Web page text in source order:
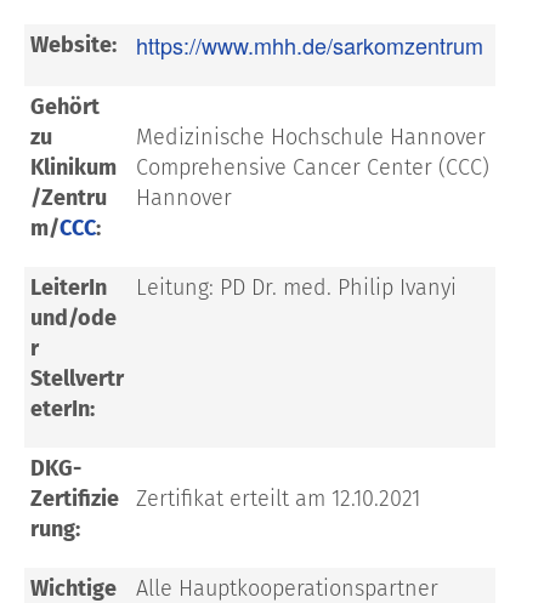
Website: https://www.mhh.de/sarkomzentrum
Gehört
zu
Klinikum
/Zentru
m/CCC:
Medizinische Hochschule Hannover
Comprehensive Cancer Center (CCC)
Hannover
LeiterIn
und/ode
r
Stellvertr
eterIn:
Leitung: PD Dr. med. Philip Ivanyi
DKG-
Zertifizie
rung:
Zertifikat erteilt am 12.10.2021
Wichtige
Alle Hauptkooperationspartner